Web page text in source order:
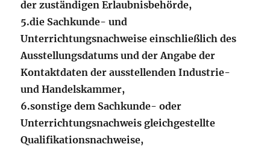
der zuständigen Erlaubnisbehörde,
5.die Sachkunde- und
Unterrichtungsnachweise einschließlich des
Ausstellungsdatums und der Angabe der
Kontaktdaten der ausstellenden Industrie-
und Handelskammer,
6.sonstige dem Sachkunde- oder
Unterrichtungsnachweis gleichgestellte
Qualifikationsnachweise,